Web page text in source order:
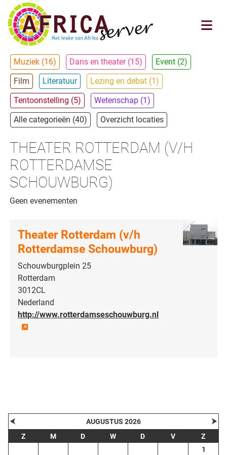
Muziek (16) Dans en theater (15)
Event (2)
Film
Literatuur
Lezing en debat (1)
Tentoonstelling (5)
Wetenschap (1)
Alle categorieën (40)
Overzicht locaties
THEATER ROTTERDAM (V/H
ROTTERDAMSE
SCHOUWBURG)
Geen evenementen
Theater Rotterdam (v/h
Rotterdamse Schouwburg)
Schouwburgplein 25
Rotterdam
3012CL
Nederland
http://www.rotterdamseschouwburg.nl
⮜ AUGUSTUS 2026 ⮞
Z M D W D V
Z
1